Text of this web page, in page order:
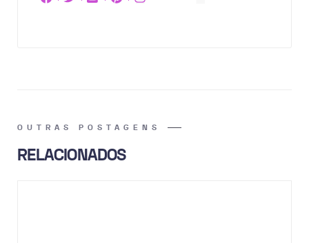
OUTRAS POSTAGENS
RELACIONADOS